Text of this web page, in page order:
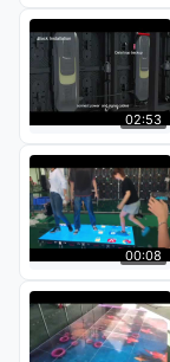
02:53
00:08